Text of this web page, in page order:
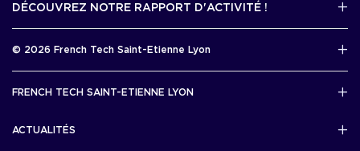
DÉCOUVREZ NOTRE RAPPORT D'ACTIVITÉ !
© 2026 French Tech Saint-Etienne Lyon
Politique de confidentialité
Développement 69pixl
FRENCH TECH SAINT-ETIENNE LYON
ACTUALITÉS